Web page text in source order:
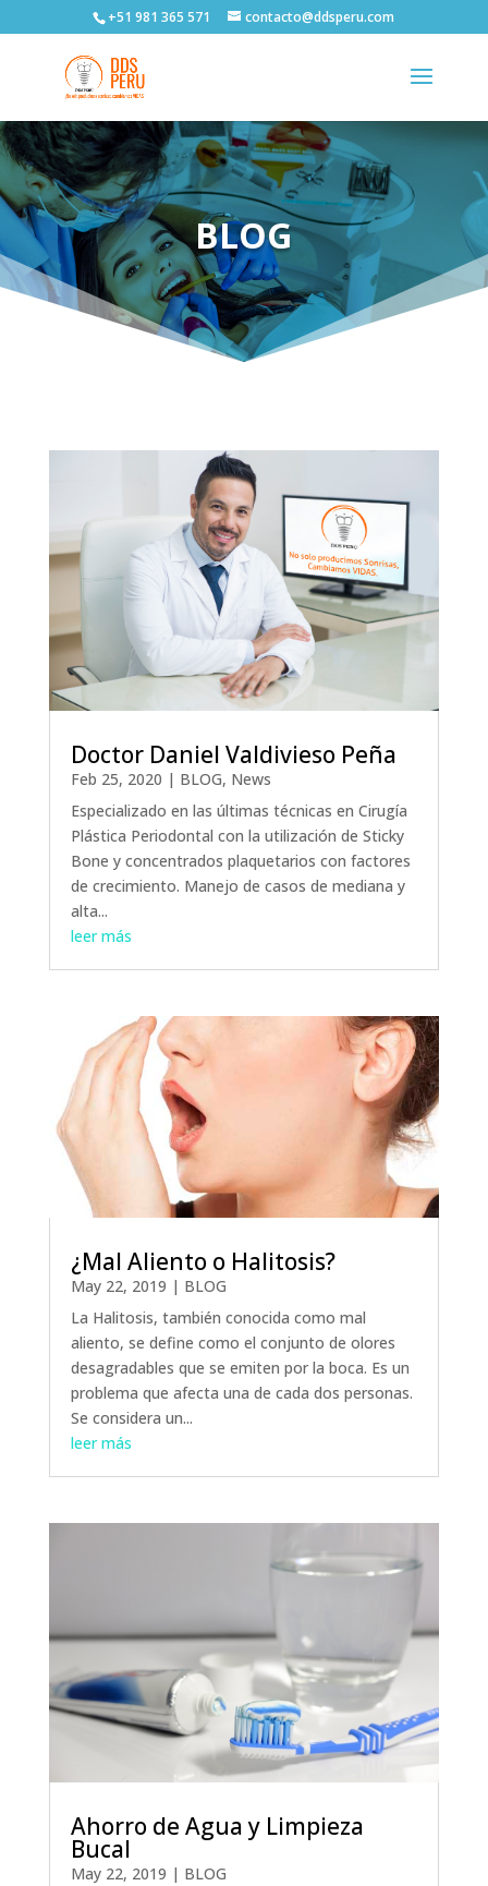
+51 981 365 571 contacto@ddsperu.com
BLOG
Doctor Daniel Valdivieso Peña
Feb 25, 2020 | BLOG, News
Especializado en las últimas técnicas en Cirugía
Plástica Periodontal con la utilización de Sticky
Bone y concentrados plaquetarios con factores
de crecimiento. Manejo de casos de mediana y
alta...
leer más
¿Mal Aliento o Halitosis?
May 22, 2019 | BLOG
La Halitosis, también conocida como mal
aliento, se define como el conjunto de olores
desagradables que se emiten por la boca. Es un
problema que afecta una de cada dos personas.
Se considera un...
leer más
Ahorro de Agua y Limpieza
Bucal
May 22, 2019 | BLOG